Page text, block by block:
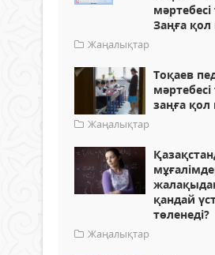
Заңға
Жаңалықтар
Тоқаев
заңға
Жаңалықтар
қандай
төленеді?
Жаңалықтар